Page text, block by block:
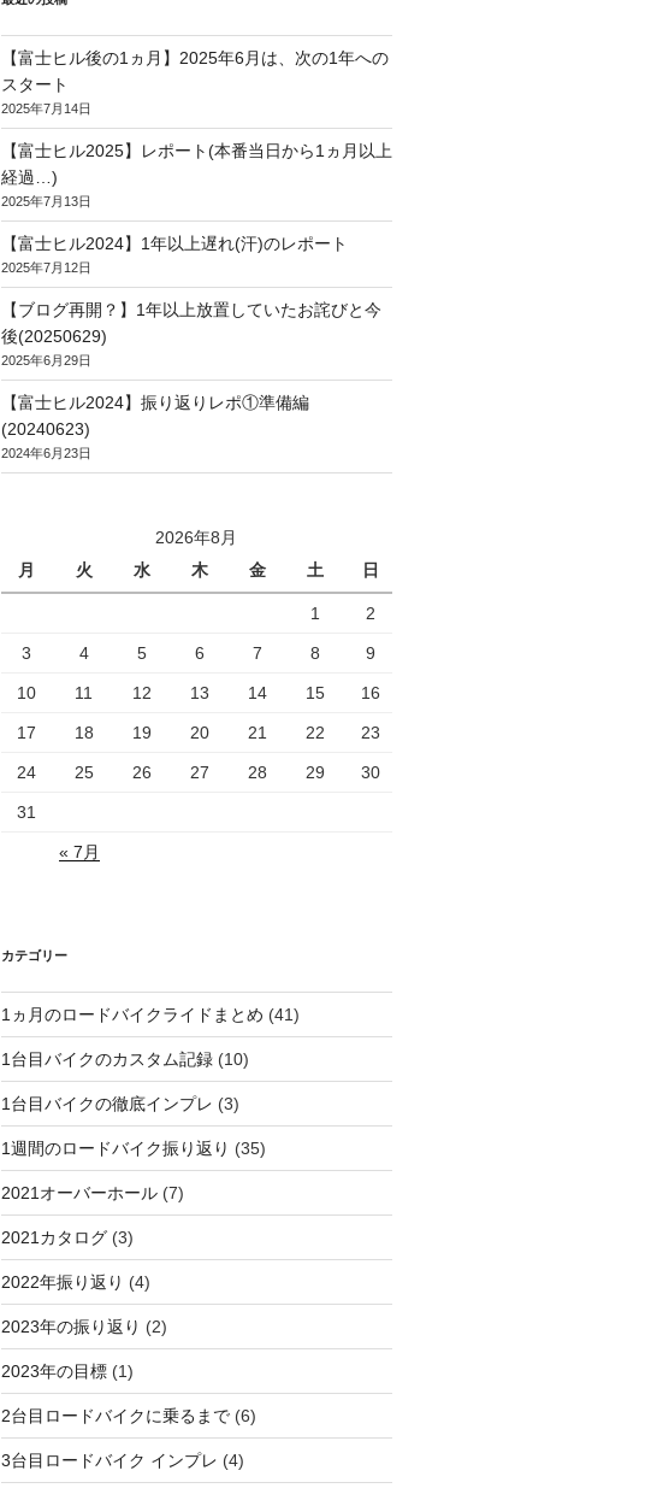
【富士ヒル後の1ヵ月】2025年6月は、次の1年への
スタート
2025年7月14日
【富士ヒル2025】レポート(本番当日から1ヵ月以上
経過…)
2025年7月13日
【富士ヒル2024】1年以上遅れ(汗)のレポート
2025年7月12日
【ブログ再開？】1年以上放置していたお詫びと今
後(20250629)
2025年6月29日
【富士ヒル2024】振り返りレポ①準備編
(20240623)
2024年6月23日
2026年8月
月
火 水 木 金 土 日
1 2
3 4 5 6 7 8 9
10 11 12 13 14 15 16
17 18 19 20 21 22 23
24 25 26 27 28 29 30
31
« 7月
カテゴリー
1ヵ月のロードバイクライドまとめ (41)
1台目バイクのカスタム記録(10)
1台目バイクの徹底インプレ (3)
1週間のロードバイク振り返り (35)
2021オーバーホール(7)
2021カタログ(3)
2022年振り返り (4)
2023年の振り返り (2)
2023年の目標(1)
2台目ロードバイクに乗るまで(6)
3台目ロードバイク インプレ (4)